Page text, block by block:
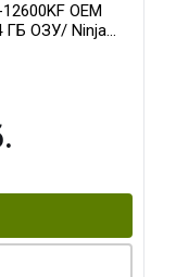
OEM
ГБ ОЗУ/ Ninja
DP HDMI 2/